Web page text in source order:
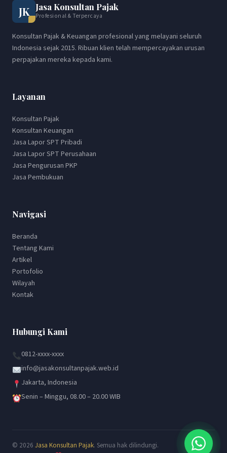
JK Jasa Konsultan Pajak
Profesional & Terpercaya
Konsultan Pajak & Keuangan profesional yang melayani seluruh
Indonesia sejak 2015. Ribuan klien telah mempercayakan urusan
perpajakan mereka kepada kami.
Layanan
Konsultan Pajak
Konsultan Keuangan
Jasa Lapor SPT Pribadi
Jasa Lapor SPT Perusahaan
Jasa Pengurusan PKP
Jasa Pembukuan
Navigasi
Beranda
Tentang Kami
Artikel
Portofolio
Wilayah
Kontak
Hubungi Kami
0812-xxxx-xxxx
info@jasakonsultanpajak.web.id
Jakarta, Indonesia
Senin – Minggu, 08.00 – 20.00 WIB
© 2026 Jasa Konsultan Pajak. Semua hak dilindungi.